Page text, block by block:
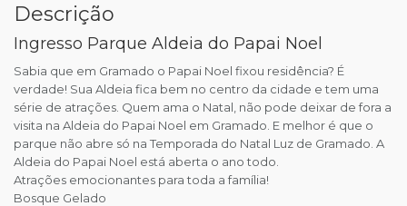
Descrição
Ingresso Parque Aldeia do Papai Noel
Sabia que em Gramado o Papai Noel fixou residência? É
verdade! Sua Aldeia fica bem no centro da cidade e tem uma
série de atrações. Quem ama o Natal, não pode deixar de fora a
visita na Aldeia do Papai Noel em Gramado. E melhor é que o
parque não abre só na Temporada do Natal Luz de Gramado. A
Aldeia do Papai Noel está aberta o ano todo.
Atrações emocionantes para toda a família!
Bosque Gelado